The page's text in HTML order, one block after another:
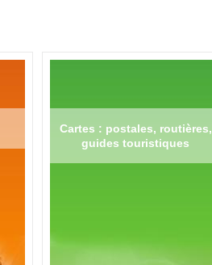
Cartes : postales, routières,
guides touristiques